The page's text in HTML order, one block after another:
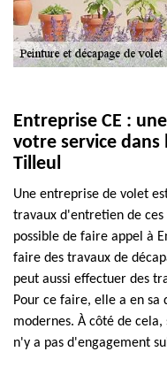
Entreprise CE :
votre service
Tilleul
Une entreprise de volet
travaux d'entretien de
possible de faire appel à
faire des travaux de
peut aussi effectuer des
Pour ce faire, elle a en sa
modernes. À côté de cela,
n'y a pas d'engagement